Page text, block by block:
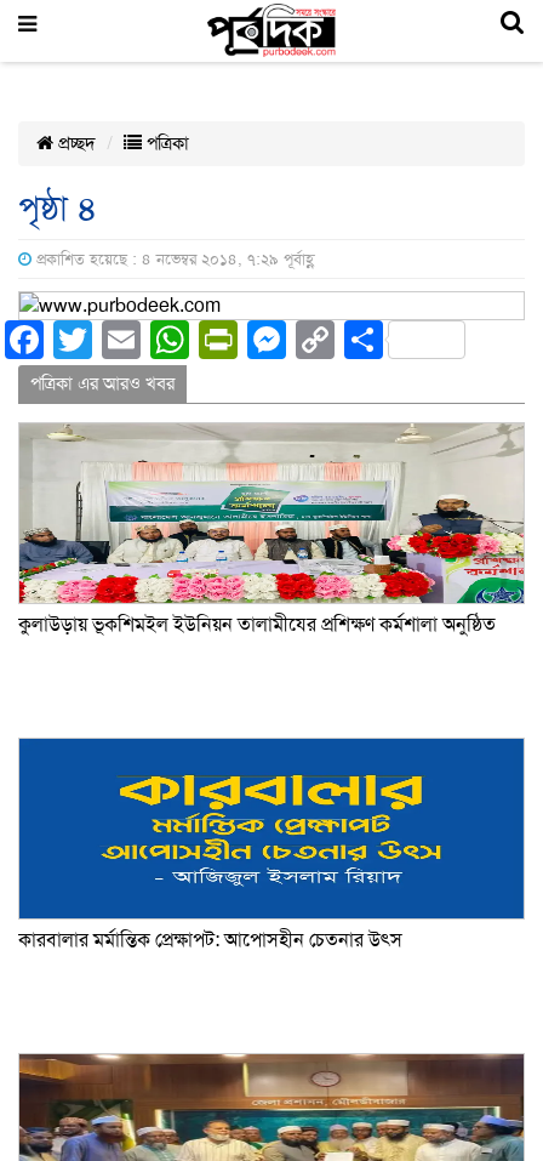
প্রচ্ছদ পত্রিকা
পৃষ্ঠা ৪
প্রকাশিত হয়েছে : ৪ নভেম্বর ২০১৪, ৭:২৯ পূর্বাহ্ণ
Facebook
Twitter
EmailWhatsApp
PrintFriendly
Messenger
CopyShare
পত্রিকা এর আরও খবর
কুলাউড়ায় ভূকশিমইল ইউনিয়ন তালামীযের প্রশিক্ষণ কর্মশালা অনুষ্ঠিত
কারবালার মর্মান্তিক প্রেক্ষাপট: আপোসহীন চেতনার উৎস